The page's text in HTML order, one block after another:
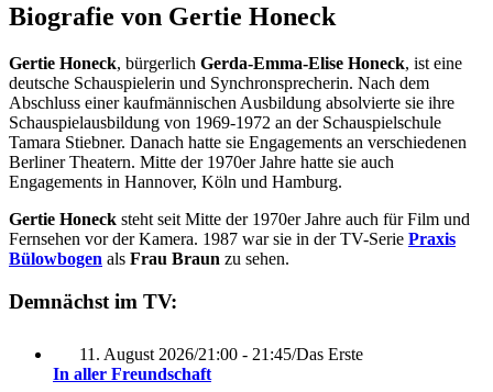
Biografie von Gertie Honeck
Gertie Honeck, bürgerlich Gerda-Emma-Elise Honeck, ist eine
deutsche Schauspielerin und Synchronsprecherin. Nach dem
Abschluss einer kaufmännischen Ausbildung absolvierte sie ihre
Schauspielausbildung von 1969-1972 an der Schauspielschule
Tamara Stiebner. Danach hatte sie Engagements an verschiedenen
Berliner Theatern. Mitte der 1970er Jahre hatte sie auch
Engagements in Hannover, Köln und Hamburg.
Gertie Honeck steht seit Mitte der 1970er Jahre auch für Film und
Fernsehen vor der Kamera. 1987 war sie in der TV-Serie Praxis
Bülowbogen als Frau Braun zu sehen.
Demnächst im TV:
11. August 2026/21:00 - 21:45/Das Erste
In aller Freundschaft